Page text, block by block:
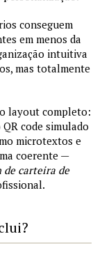
conseguem
em menos da
intuitiva
mas totalmente
layout completo:
code simulado
microtextos e
coerente —
de carteira de